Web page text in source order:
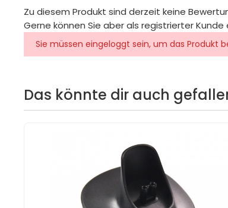
Zu diesem Produkt sind derzeit keine
Gerne können Sie aber als registrierter
Sie müssen eingeloggt sein, um das Produkt
Das könnte dir auch